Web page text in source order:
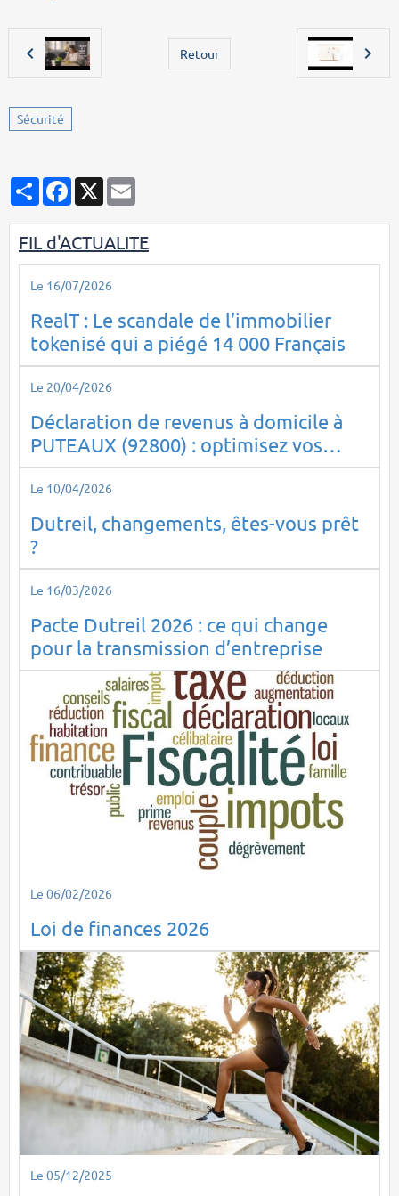
Retour
Sécurité
PartagerFacebook
X
FIL d'ACTUALITE
Le 16/07/2026
RealT : Le scandale de l’immobilier
tokenisé qui a piégé 14 000 Français
Le 20/04/2026
Déclaration de revenus à domicile à
PUTEAUX (92800) : optimisez vos
impôts en toute sérénité
Le 10/04/2026
Dutreil, changements, êtes-vous prêt
?
Le 16/03/2026
Pacte Dutreil 2026 : ce qui change
pour la transmission d’entreprise
Le 06/02/2026
Loi de finances 2026
Le 05/12/2025